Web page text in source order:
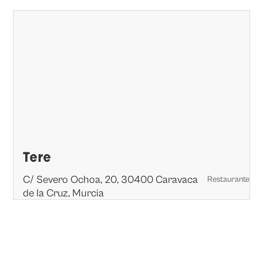
Tere
C/ Severo Ochoa, 20, 30400 Caravaca
de la Cruz, Murcia
Restaurante